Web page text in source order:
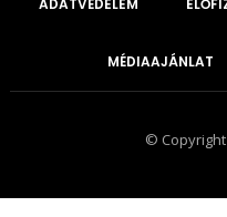
ADATVÉDELEM
MÉDIAAJÁNLAT
©